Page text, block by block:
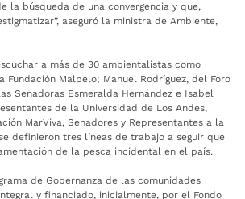
la búsqueda de una convergencia y que,
aseguró la ministra de Ambiente,
a más de 30 ambientalistas como
Fundación Malpelo; Manuel Rodríguez, del Foro
Senadoras Esmeralda Hernández e Isabel
de la Universidad de Los Andes,
MarViva, Senadores y Representantes a la
definieron tres líneas de trabajo a seguir que
de la pesca incidental en el país.
de Gobernanza de las comunidades
y financiado, inicialmente, por el Fondo